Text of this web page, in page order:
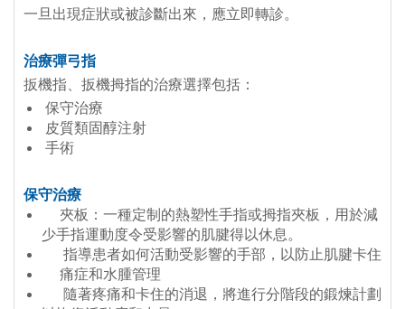
一旦出現症狀或被診斷出來，應立即轉診。
治療彈弓指
扳機指、扳機拇指的治療選擇包括：
保守治療
皮質類固醇注射
手術
保守治療
夾板：一種定制的熱塑性手指或拇指夾板，用於減
少手指運動度令受影響的肌腱得以休息。
指導患者如何活動受影響的手部，以防止肌腱卡住
痛症和水腫管理
隨著疼痛和卡住的消退，將進行分階段的鍛煉計劃